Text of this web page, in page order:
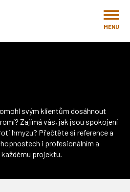
MENU
svým klientům dosáhnout
Zajímá vás, jak jsou spokojení
hmyzu? Přečtěte si reference a
i profesionálním a
projektu.